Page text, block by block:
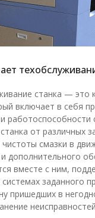
станка — это
включает в себя
работоспособности
от различных
смазки в
и дополнительного
вместе с ним,
заданного
пришедших в